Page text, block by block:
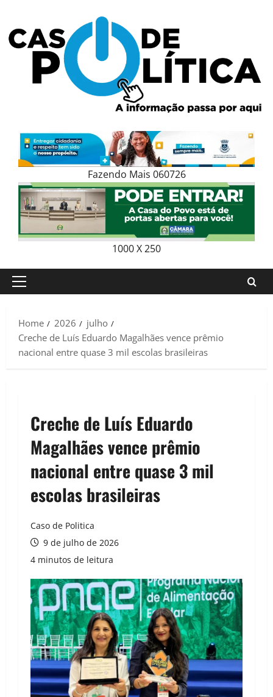
content
Fazendo Mais 060726
1000 X 250
Primary
Home
2026
julho
Creche de Luís Eduardo Magalhães vence prêmio
nacional entre quase 3 mil escolas brasileiras
Creche de Luís Eduardo
Magalhães vence prêmio
nacional entre quase 3 mil
escolas brasileiras
Caso de Politica
9 de julho de 2026
4 minutos de leitura